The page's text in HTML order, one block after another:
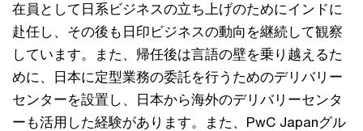
在員として日系ビジネスの立ち上げのためにインドに
赴任し、その後も日印ビジネスの動向を継続して観察
しています。また、帰任後は言語の壁を乗り越えるた
めに、日本に定型業務の委託を行うためのデリバリー
センターを設置し、日本から海外のデリバリーセンタ
ーも活用した経験があります。また、PwC Japanグル